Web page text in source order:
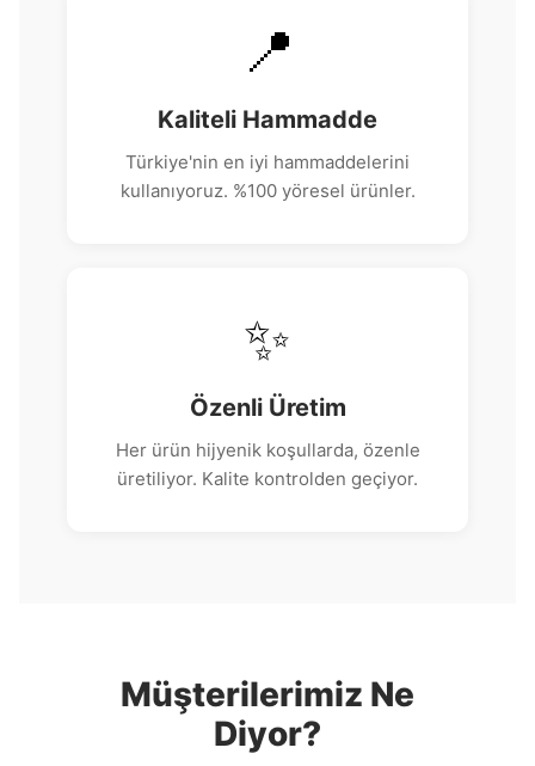
📍
Kaliteli Hammadde
Türkiye'nin en iyi hammaddelerini
kullanıyoruz. %100 yöresel ürünler.
✨
Özenli Üretim
Her ürün hijyenik koşullarda, özenle
üretiliyor. Kalite kontrolden geçiyor.
Müşterilerimiz Ne
Diyor?